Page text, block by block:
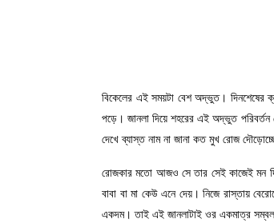
বিকেলের এই সময়টা বেশ অদ্ভুত। দিনশেষের
পড়ে। জানলা দিয়ে শহরের এই অদ্ভুত পরিবর্তন
দেখে ব্যাস্ত নাম না জানা কত মুখ রোজ
রোজকার মতো আজও সে তার সেই কাজেই মন
বাবা বা মা কেউ এনে দেয়। নিজে রাস্তায়
একদম। তাই এই জানলাটাই ওর একমাত্র